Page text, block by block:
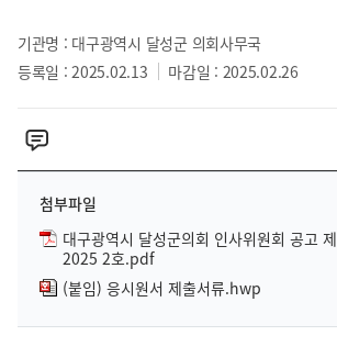
기관명 : 대구광역시 달성군 의회사무국
등록일 : 2025.02.13
마감일 : 2025.02.26
첨부파일
대구광역시 달성군의회 인사위원회 공고 제
2025 2호.pdf
(붙임) 응시원서 제출서류.hwp